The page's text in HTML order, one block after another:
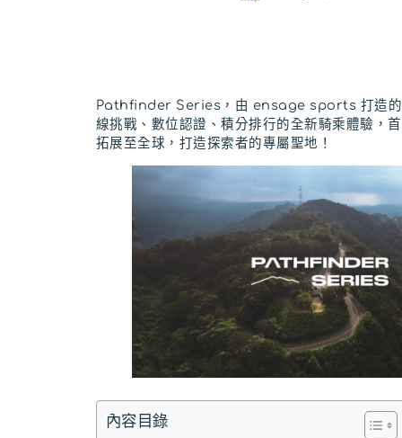
Pathfinder Series，由 ensage sports 打造的
線挑戰、數位認證、積分排行的全新騎乘體驗，
拓展至全球，打造探索者的專屬聖地！
內容目錄